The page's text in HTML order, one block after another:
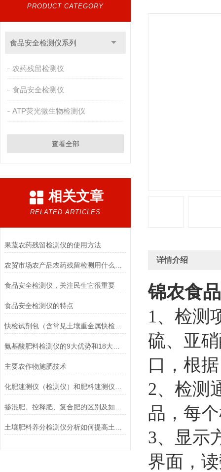
PRODUCT CATEGORY
食品安全检测仪系列
农药残留检测仪
食品安全检测仪
ATP荧光微生物检测仪
查看全部
相关文章
RELATED ARTICLES
果蔬农药残留检测仪的使用方法
食品安全检测仪，关注民生它很重要
食品安全检测仪的特点
主要农作物施肥技术
详情介绍
锦农食
1、检测
硫、亚
口，根
2、检测
品，每
3、显示
界面，